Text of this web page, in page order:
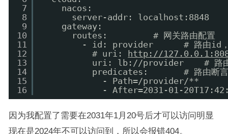
7
8
9
10
11
12
13
14
15
16
nacos:
server-addr: localhost:8848
gateway:
routes:         # 网关路由配置
- id: provider      # 路由id，
# uri:
http://
uri: lb://provider    # 路由的
predicates:       # 路由断言
- Path=/provider/**      #
- After=2031-01-
因为我配置了需要在2031年1月20号后才可以访问明显
现在是2024年不可以访问到，所以会报错404。